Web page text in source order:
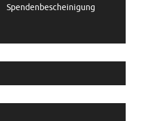
Spendenbescheinigung